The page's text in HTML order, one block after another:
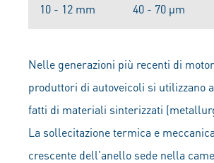
10 - 12 mm 40 - 70 μm
Nelle generazioni più recenti di
produttori di autoveicoli si utilizzano
fatti di materiali sinterizzati
La sollecitazione termica e
crescente dell'anello sede nella